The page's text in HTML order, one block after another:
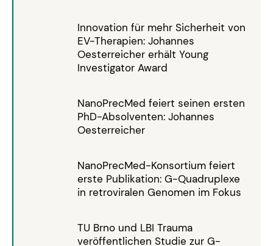
Innovation für mehr Sicherheit von
EV-Therapien: Johannes
Oesterreicher erhält Young
Investigator Award
NanoPrecMed feiert seinen ersten
PhD-Absolventen: Johannes
Oesterreicher
NanoPrecMed-Konsortium feiert
erste Publikation: G-Quadruplexe
in retroviralen Genomen im Fokus
TU Brno und LBI Trauma
veröffentlichen Studie zur G-